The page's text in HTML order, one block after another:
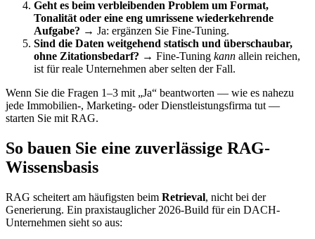
Geht es beim verbleibenden Problem um Format,
Tonalität oder eine eng umrissene wiederkehrende
Aufgabe? → Ja: ergänzen Sie Fine-Tuning.
Sind die Daten weitgehend statisch und überschaubar,
ohne Zitationsbedarf? → Fine-Tuning kann allein reichen,
ist für reale Unternehmen aber selten der Fall.
Wenn Sie die Fragen 1–3 mit „Ja“ beantworten — wie es nahezu
jede Immobilien-, Marketing- oder Dienstleistungsfirma tut —
starten Sie mit RAG.
So bauen Sie eine zuverlässige RAG-
Wissensbasis
RAG scheitert am häufigsten beim Retrieval, nicht bei der
Generierung. Ein praxistauglicher 2026-Build für ein DACH-
Unternehmen sieht so aus: